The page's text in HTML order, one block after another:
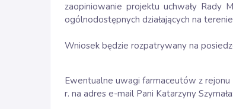
zaopiniowanie projektu uchwały Rady
ogólnodostępnych działających na
Wniosek będzie rozpatrywany na
Ewentualne uwagi farmaceutów z
r. na adres e-mail Pani Katarzyny